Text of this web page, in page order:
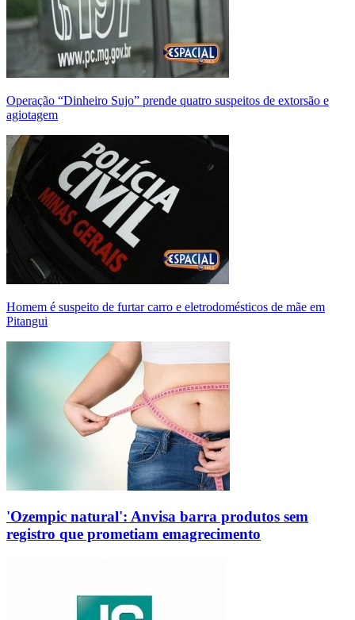
Operação “Dinheiro Sujo” prende quatro suspeitos de extorsão e
agiotagem
Homem é suspeito de furtar carro e eletrodomésticos de mãe em
Pitangui
'Ozempic natural': Anvisa barra produtos sem
registro que prometiam emagrecimento